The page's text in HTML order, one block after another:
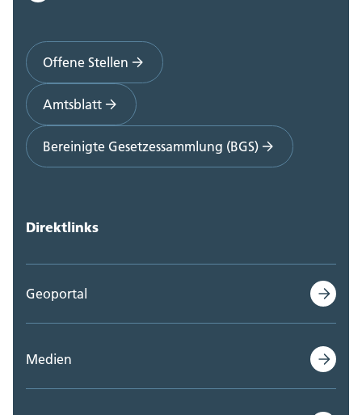
Offene Stellen
Amtsblatt
Bereinigte Gesetzessammlung (BGS)
Direktlinks
Geoportal
Medien